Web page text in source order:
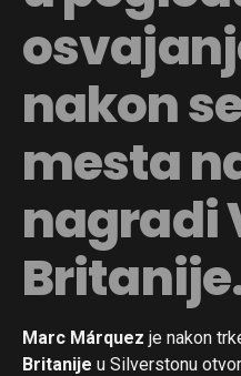
nakon
mesta
nagradi
Marc Márquez je nakon
Britanije u Silverstonu